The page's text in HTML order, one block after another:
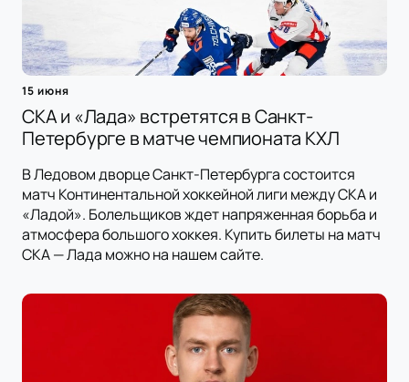
15 июня
СКА и «Лада» встретятся в Санкт-
Петербурге в матче чемпионата КХЛ
В Ледовом дворце Санкт-Петербурга состоится
матч Континентальной хоккейной лиги между СКА и
«Ладой». Болельщиков ждет напряженная борьба и
атмосфера большого хоккея. Купить билеты на матч
СКА — Лада можно на нашем сайте.